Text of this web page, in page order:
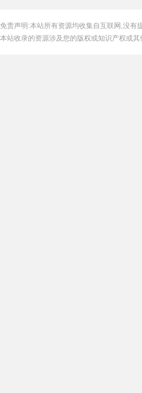
免责声明:本站所有资源均收集自互联网,没有
本站收录的资源涉及您的版权或知识产权或